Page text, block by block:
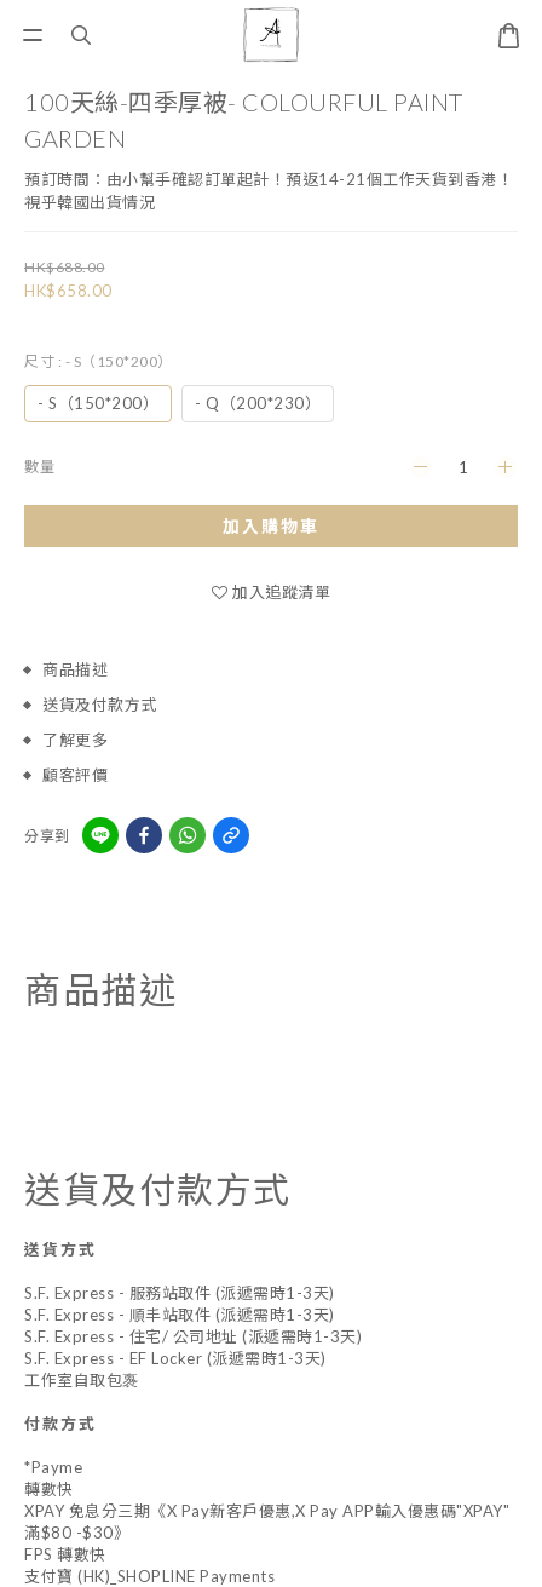
100天絲-四季厚被- COLOURFUL PAINT
GARDEN
預訂時間：由小幫手確認訂單起計！預返14-21個工作天貨到香港！
視乎韓國出貨情況
HK$688.00
HK$658.00
尺寸 : - S（150*200）
- S（150*200） - Q（200*230）
數量
加入購物車
加入追蹤清單
商品描述
送貨及付款方式
了解更多
顧客評價
分享到
商品描述
送貨及付款方式
送貨方式
S.F. Express - 服務站取件 (派遞需時1-3天)
S.F. Express - 順丰站取件 (派遞需時1-3天)
S.F. Express - 住宅/ 公司地址 (派遞需時1-3天)
S.F. Express - EF Locker (派遞需時1-3天)
工作室自取包褢
付款方式
*Payme
轉數快
XPAY 免息分三期《X Pay新客戶優惠,X Pay APP輸入優惠碼"XPAY"
滿$80 -$30》
FPS 轉數快
支付寶 (HK)_SHOPLINE Payments